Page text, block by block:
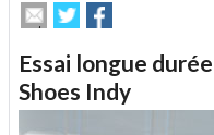
Envoyer
cet
à
un
ami
Partager
sur
sur
Essai longue
Shoes Indy